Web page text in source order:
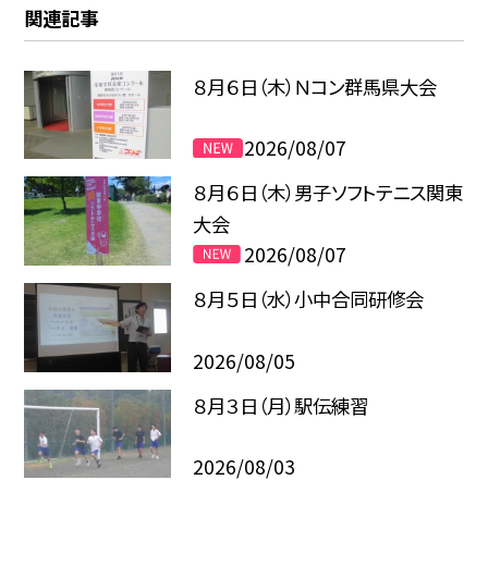
関連記事
８月６日（木）Ｎコン群馬県大会
2026/08/07
８月６日（木）男子ソフトテニス関東
大会
2026/08/07
８月５日（水）小中合同研修会
2026/08/05
８月３日（月）駅伝練習
2026/08/03